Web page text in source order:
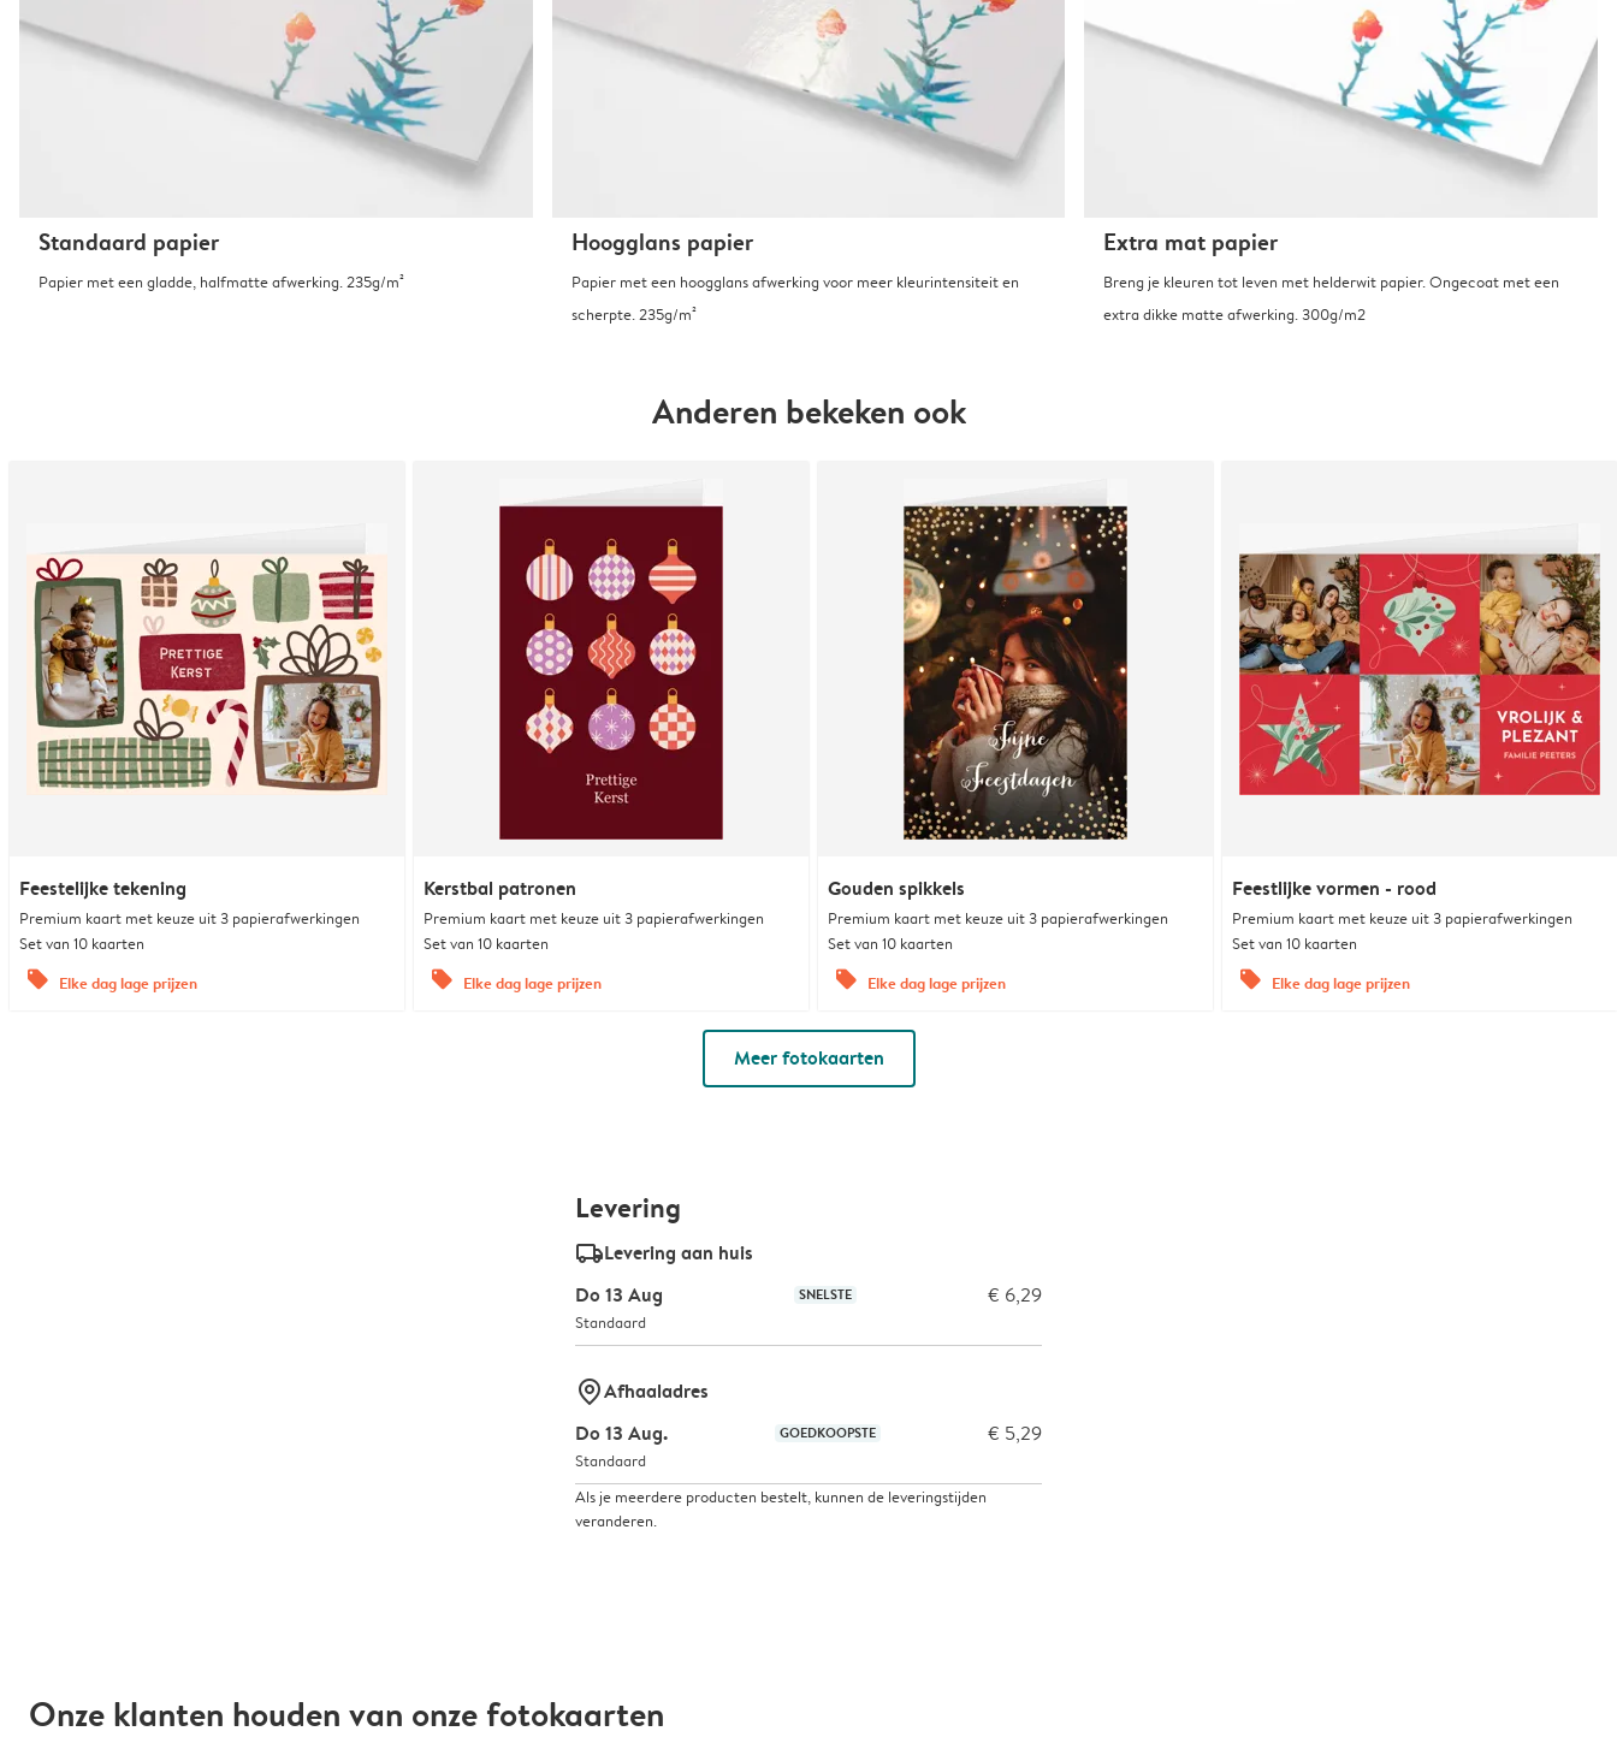
Standaard papier
Papier met een gladde, halfmatte afwerking. 235g/m²
Hoogglans papier
Papier met een hoogglans afwerking voor meer kleurintensiteit en
scherpte. 235g/m²
Extra mat papier
Breng je kleuren tot leven met helderwit papier. Ongecoat met een
extra dikke matte afwerking. 300g/m2
Anderen bekeken ook
Feestelijke tekening
Premium kaart met keuze uit 3 papierafwerkingen
Set van 10 kaarten
offers Elke dag lage prijzen
Kerstbal patronen
Premium kaart met keuze uit 3 papierafwerkingen
Set van 10 kaarten
offers Elke dag lage prijzen
Gouden spikkels
Premium kaart met keuze uit 3 papierafwerkingen
Set van 10 kaarten
offers Elke dag lage prijzen
Feestlijke vormen - rood
Premium kaart met keuze uit 3 papierafwerkingen
Set van 10 kaarten
offers Elke dag lage prijzen
Meer fotokaarten
Levering
delivery_standard_v2Levering aan huis
Do 13 Aug
SNELSTE € 6,29
Standaard
marker-pinAfhaaladres
Do 13 Aug.
GOEDKOOPSTE € 5,29
Standaard
Als je meerdere producten bestelt, kunnen de leveringstijden
veranderen.
Onze klanten houden van onze fotokaarten